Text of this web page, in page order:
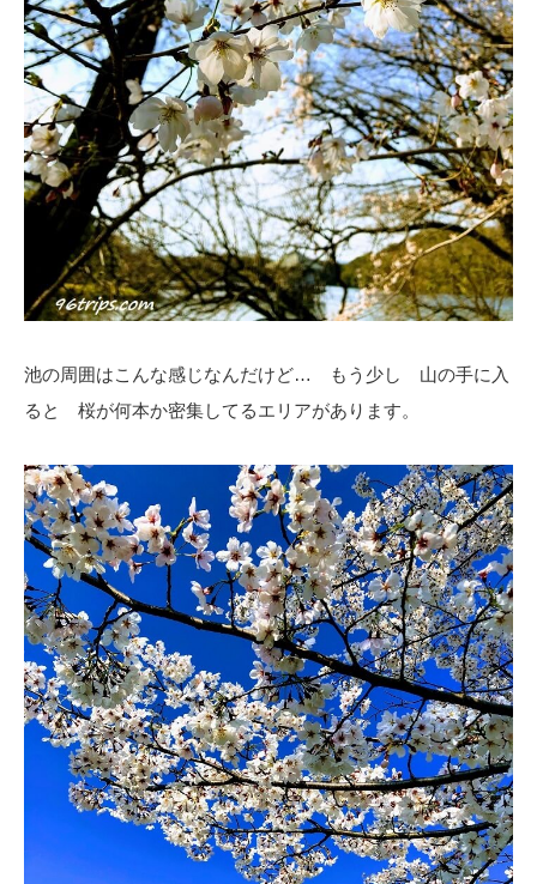
池の周囲はこんな感じなんだけど… もう少し 山の手に入
ると 桜が何本か密集してるエリアがあります。